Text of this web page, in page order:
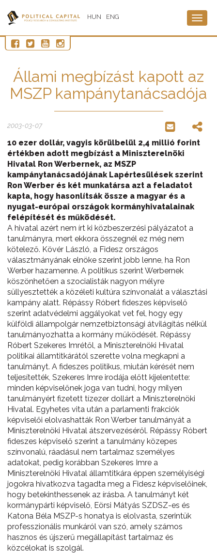
HUN ENG
Állami megbízást kapott az
MSZP kampánytanácsadója
2003-03-07
10 ezer dollár, vagyis körülbelül 2,4 millió forint
értékben adott megbízást a Miniszterelnöki
Hivatal Ron Werbernek, az MSZP
kampánytanácsadójának Lapértesülések szerint
Ron Werber és két munkatársa azt a feladatot
kapta, hogy hasonlítsák össze a magyar és a
nyugat-európai országok kormányhivatalainak
felépítését és működését.
A hivatal azért nem írt ki közbeszerzési pályázatot a
tanulmányra, mert ekkora összegnél ez még nem
kötelező. Kövér László, a Fidesz országos
választmányának elnöke szerint jobb lenne, ha Ron
Werber hazamenne. A politikus szerint Werbernek
köszönhetően a szocialisták nagyon mélyre
süllyesztették a közéleti kultúra színvonalát a választási
kampány alatt. Répássy Róbert fideszes képviselő
szerint adatvédelmi aggályokat vet fel, hogy egy
külföldi állampolgár nemzetbiztonsági átvilágítás nélkül
tanulmányozhatta a kormány működését. Répássy
Róbert Szekeres Imrétől, a Miniszterelnöki Hivatal
politikai államtitkárától szerette volna megkapni a
tanulmányt. A fideszes politikus, miután kérését nem
teljesítették, Szekeres Imre irodája előtt kijelentette:
minden képviselőnek joga van tudni, hogy milyen
tanulmányért fizetett tízezer dollárt a Miniszterelnöki
Hivatal. Egyhetes vita után a parlamenti frakciók
képviselői elolvashatták Ron Werber tanulmányát a
Miniszterelnöki Hivatal átszervezéséről. Répássy Róbert
fideszes képviselő szerint a tanulmány közepes
színvonalú, ráadásul nem tartalmaz személyes
adatokat, pedig korábban Szekeres Imre a
Miniszterelnöki Hivatal államtitkára éppen személyiségi
jogokra hivatkozva tagadta meg a Fidesz képviselőinek,
hogy betekinthessenek az írásba. A tanulmányt két
kormánypárti képviselő, Eörsi Mátyás SZDSZ-es és
Katona Béla MSZP-s honatya is elolvasta, szerintük
professzionális munkáról van szó, amely számos
hasznos és újszerű megállapítást tartalmaz és
közcélokat is szolgál.